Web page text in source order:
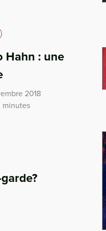
Hahn : une
2018
minutes